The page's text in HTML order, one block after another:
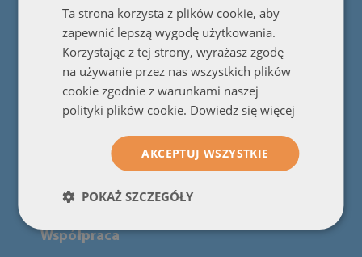
Regulamin sklepu
Polityka Prywatności
Reklamacje i zwroty
Płatności
Dostawa
Pytania i odpowiedzi
Instrukcja montażu
Regulaminy Promocji
Współpraca
Ta strona korzysta z plików cookie, aby
zapewnić lepszą wygodę użytkowania.
Korzystając z tej strony, wyrażasz zgodę
na używanie przez nas wszystkich plików
cookie zgodnie z warunkami naszej
polityki plików cookie. Dowiedz się więcej
AKCEPTUJ WSZYSTKIE
POKAŻ SZCZEGÓŁY